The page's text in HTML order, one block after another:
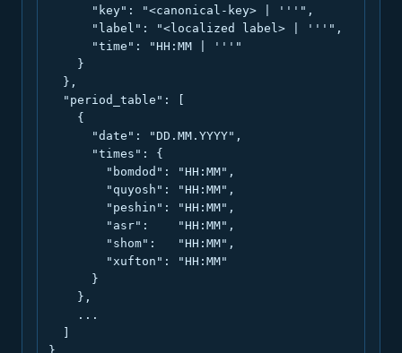
      "key": "<canonical-key> | '''",
      "label": "<localized label> | '''",
      "time": "HH:MM | '''"
    }
  },
  "period_table": [
    {
      "date": "DD.MM.YYYY",
      "times": {
        "bomdod": "HH:MM",
        "quyosh": "HH:MM",
        "peshin": "HH:MM",
        "asr":    "HH:MM",
        "shom":   "HH:MM",
        "xufton": "HH:MM"
      }
    },
    ...